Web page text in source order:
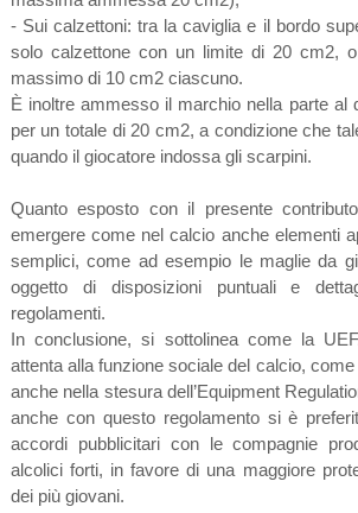
- Sui calzettoni: tra la caviglia e il bordo
solo calzettone con un limite di 20 cm2,
massimo di 10 cm2 ciascuno.
È inoltre ammesso il marchio nella parte al
per un totale di 20 cm2, a condizione che
quando il giocatore indossa gli scarpini.
Quanto esposto con il presente
emergere come nel calcio anche elementi
semplici, come ad esempio le maglie da
oggetto di disposizioni puntuali e
regolamenti.
In conclusione, si sottolinea come la
attenta alla funzione sociale del calcio, come
anche nella stesura dell’Equipment
anche con questo regolamento si è
accordi pubblicitari con le compagnie
alcolici forti, in favore di una maggiore
dei più giovani.